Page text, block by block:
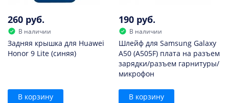
260 руб.
В наличии
Задняя крышка для Huawei
Honor 9 Lite (синяя)
В корзину
190 руб.
В наличии
Шлейф для Samsung Galaxy
A50 (A505F) плата на разъем
зарядки/разъем гарнитуры/
микрофон
В корзину